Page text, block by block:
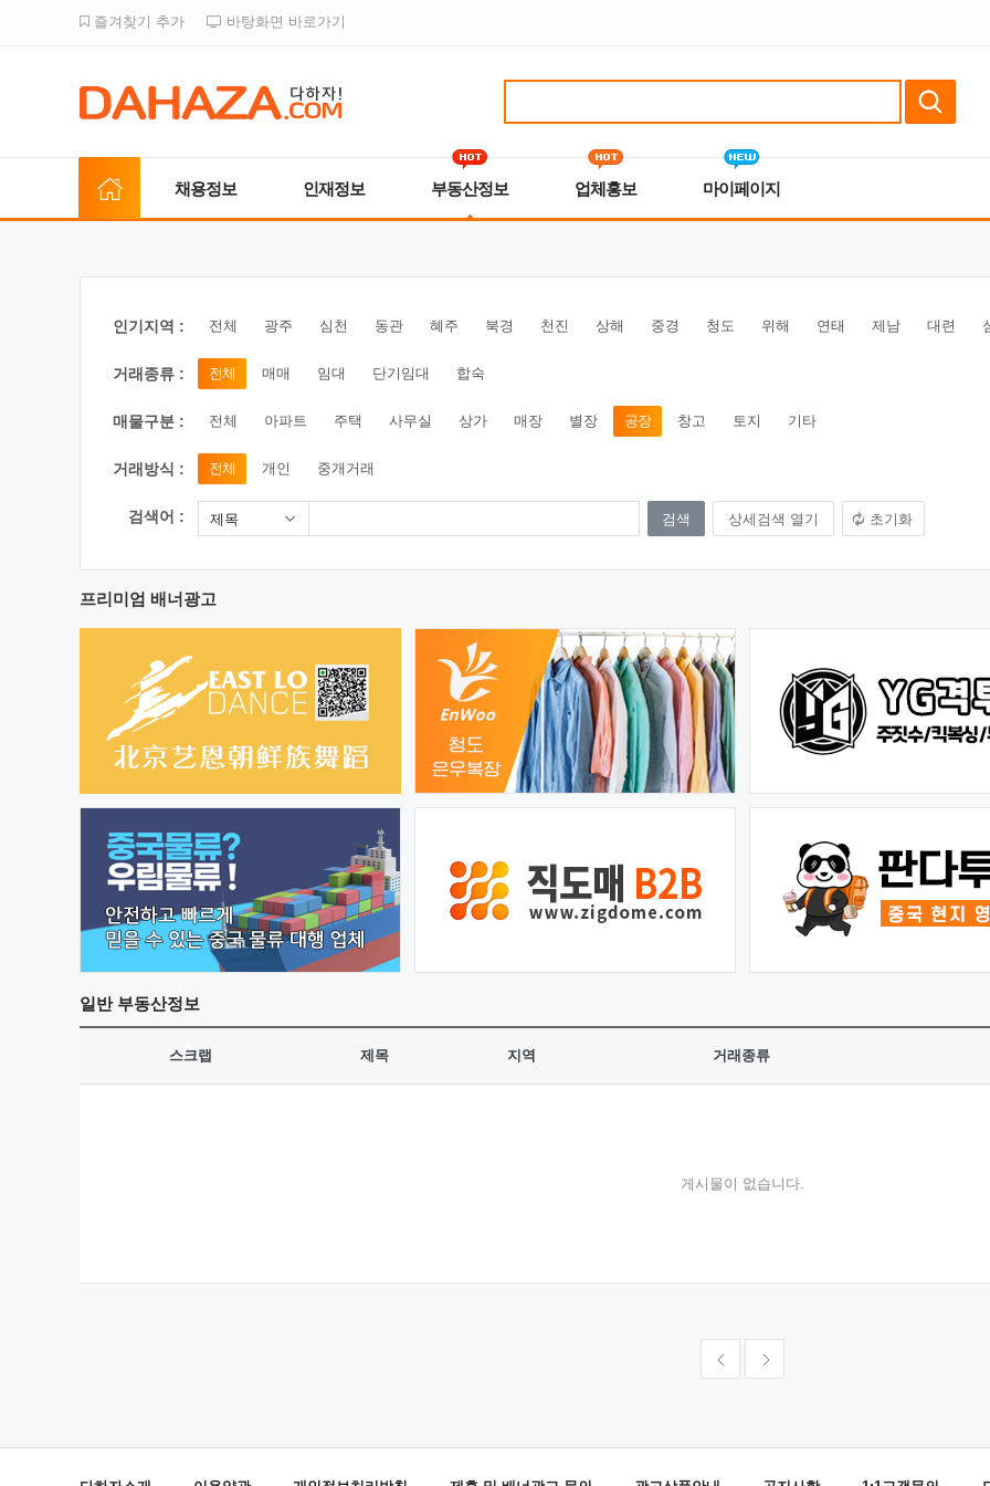
즐겨찾기 추가 바탕화면 바로가기
채용정보 인재정보 부동산정보 업체홍보 마이페이지
인기지역 : 전체 광주 심천 동관 혜주 북경 천진 상해 중경 청도 위해 연태 제남 대련
거래종류 : 전체 매매 임대 단기임대 합숙
매물구분 : 전체 아파트 주택 사무실 상가 매장 별장 공장 창고 토지 기타
거래방식 : 전체 개인 중개거래
검색어 : 제목 상세검색 열기 초기화
프리미엄 배너광고
일반부동산정보
스크랩 제목 지역 거래종류
게시물이 없습니다.